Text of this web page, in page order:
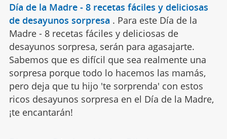
Día de la Madre - 8 recetas fáciles y deliciosas
de desayunos sorpresa . Para este Día de la
Madre - 8 recetas fáciles y deliciosas de
desayunos sorpresa, serán para agasajarte.
Sabemos que es difícil que sea realmente una
sorpresa porque todo lo hacemos las mamás,
pero deja que tu hijo 'te sorprenda' con estos
ricos desayunos sorpresa en el Día de la Madre,
¡te encantarán!